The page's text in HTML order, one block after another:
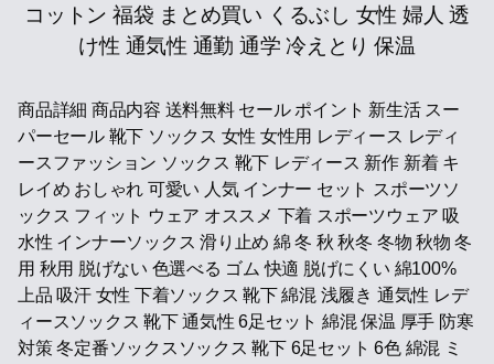
コットン 福袋 まとめ買い くるぶし 女性 婦人 透
け性 通気性 通勤 通学 冷えとり 保温
商品詳細 商品内容 送料無料 セール ポイント 新生活 スー
パーセール 靴下 ソックス 女性 女性用 レディース レディ
ースファッション ソックス 靴下 レディース 新作 新着 キ
レイめ おしゃれ 可愛い 人気 インナー セット スポーツソ
ックス フィット ウェア オススメ 下着 スポーツウェア 吸
水性 インナーソックス 滑り止め 綿 冬 秋 秋冬 冬物 秋物 冬
用 秋用 脱げない 色選べる ゴム 快適 脱げにくい 綿100%
上品 吸汗 女性 下着ソックス 靴下 綿混 浅履き 通気性 レデ
ィースソックス 靴下 通気性 6足セット 綿混 保温 厚手 防寒
対策 冬定番ソックスソックス 靴下 6足セット 6色 綿混 ミ